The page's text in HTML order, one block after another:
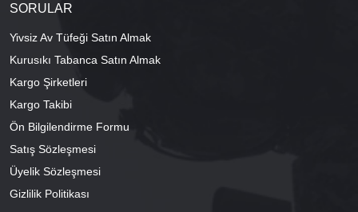
SORULAR
Yivsiz Av Tüfeği Satın Almak
Kurusıkı Tabanca Satın Almak
Kargo Şirketleri
Kargo Takibi
Ön Bilgilendirme Formu
Satış Sözleşmesi
Üyelik Sözleşmesi
Gizlilik Politikası